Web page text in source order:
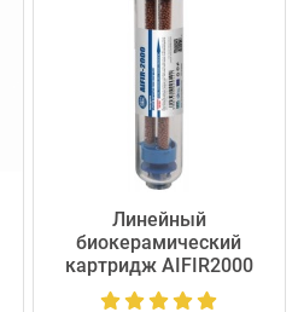
Линейный
биокерамический
картридж AIFIR2000